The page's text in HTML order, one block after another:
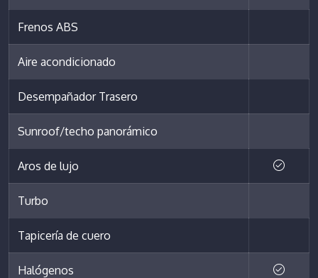
Frenos ABS
Aire acondicionado
Desempañador Trasero
Sunroof/techo panorámico
Aros de lujo
Turbo
Tapicería de cuero
Halógenos